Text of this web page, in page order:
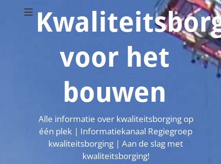
voor het
bouwen
Alle informatie over kwaliteitsborging op
één plek | Informatiekanaal Regiegroep
kwaliteitsborging | Aan de slag met
kwaliteitsborging!